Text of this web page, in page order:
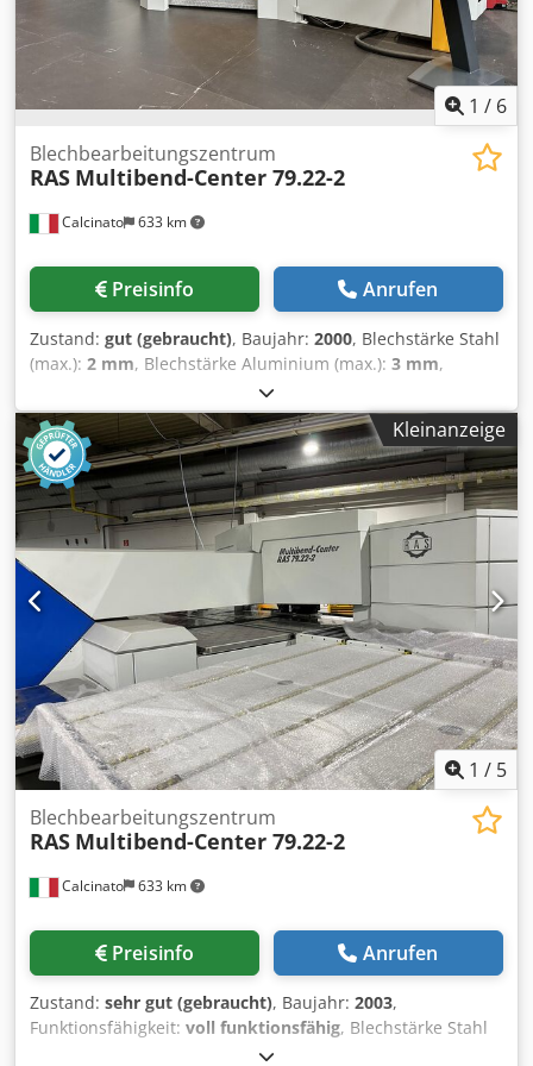
1 / 6
Calcinato 633 km
Blechbearbeitungszentrum
RAS Multibend-Center 79.22-2
Preisinfo Anrufen
Zustand: gut (gebraucht), Baujahr: 2000, Blechstärke Stahl
(max.): 2 mm, Blechstärke Aluminium (max.): 3 mm,
Technische Merkmale: Maximale Arbeitslänge 2160 mm
Maximale Blechdicke (Stahl 400 N/mm2) 2,0 mm Maximale
Blechdicke (rostfreier Stahl) 1,5 mm Maximale Blechdicke
(Aluminium) 3,0 mm Maximale Blechbreite 1500 mm
Maximale vierseitige Falzhöhe * 203 mm Csdpfxeqzibte
Aprorf Biegeschaufelradius 180 Grad Breite der Maschine
ca. 5500 mm Länge der Maschine ca. 7000 mm Höhe der
Maschine 2500 mm Gesamtgewicht 21000 kg Leistung 18
kW Frequenz 50 Hz Druck 6 bar INKLUSIVE
Schleppladesystem
Kleinanzeige
1 / 5
Calcinato 633 km
Blechbearbeitungszentrum
RAS Multibend-Center 79.22-2
Preisinfo Anrufen
Zustand: sehr gut (gebraucht), Baujahr: 2003,
Funktionsfähigkeit: voll funktionsfähig, Blechstärke Stahl
, Blechstärke Aluminium (max.):